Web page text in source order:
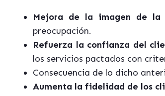
Mejora de la imagen de la
preocupación.
Refuerza la confianza del
los servicios pactados con
Consecuencia de lo dicho
Aumenta la fidelidad de los